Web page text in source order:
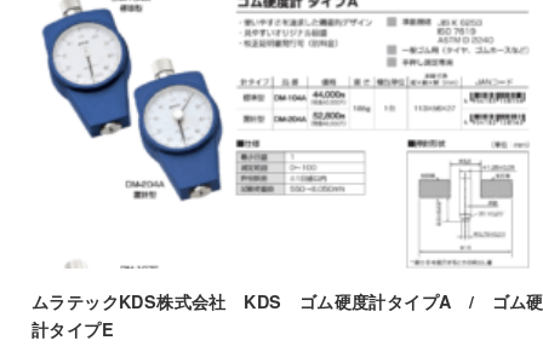
ムラテックKDS株式会社 KDS ゴム硬度計タイプA / ゴム
計タイプE